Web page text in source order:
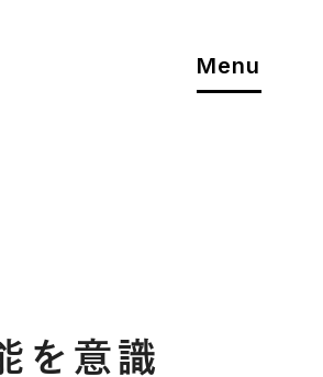
Menu
を意識